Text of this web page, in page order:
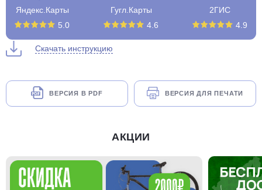
Яндекс.Карты
5.0
Гугл.Карты
4.6
2ГИС
4.9
Скачать инструкцию
ВЕРСИЯ В PDF ВЕРСИЯ ДЛЯ ПЕЧАТИ
АКЦИИ